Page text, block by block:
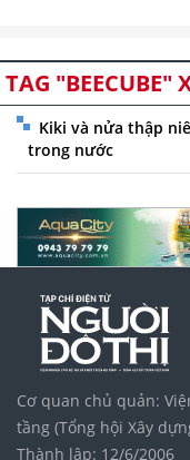
TAG "BEECUBE"
Kiki và nửa thập
trong nước
Cơ quan chủ quản:
tầng (Tổng hội Xây
Thành lập: 12/6/2006